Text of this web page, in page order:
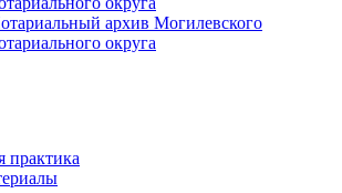
архив Могилевского
округа
практика